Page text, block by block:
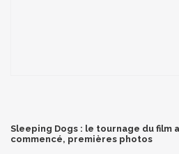
Sleeping Dogs : le tournage du film
commencé, premières photos